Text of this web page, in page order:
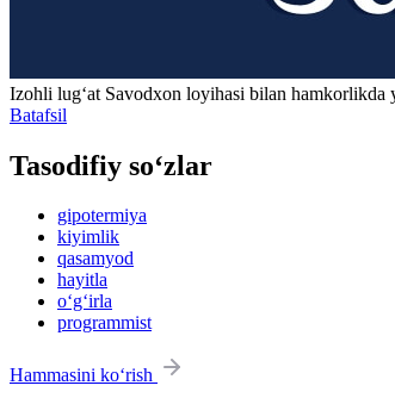
Izohli lugʻat Savodxon loyihasi bilan hamkorlikda
Batafsil
Tasodifiy so‘zlar
gipotermiya
kiyimlik
qasamyod
hayitla
o‘g‘irla
programmist
Hammasini ko‘rish